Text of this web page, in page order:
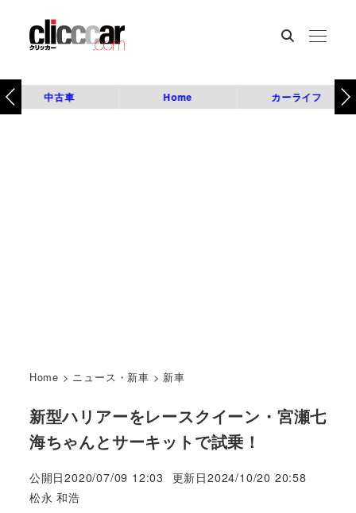
中古車 Home カーライフ
Home > ニュース・新車 > 新車
新型ハリアーをレースクイーン・宮瀬七
海ちゃんとサーキットで試乗！
公開日2020/07/09 12:03 更新日2024/10/20 20:58
著
松永 和浩